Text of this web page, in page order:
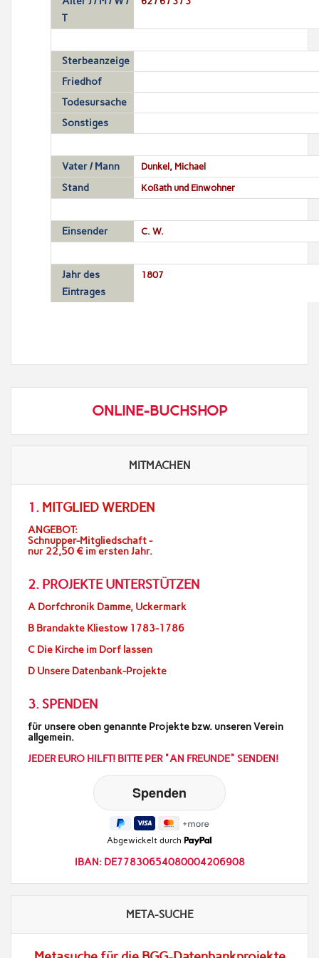
T
Sterbeanzeige
Friedhof
Todesursache
Sonstiges
Vater / Mann Dunkel, Michael
Stand Koßath und Einwohner
Einsender C. W.
Jahr des
Eintrages
1807
ONLINE-BUCHSHOP
MITMACHEN
1. MITGLIED WERDEN
ANGEBOT:
Schnupper-Mitgliedschaft -
nur 22,50 € im ersten Jahr.
2. PROJEKTE UNTERSTÜTZEN
A Dorfchronik Damme, Uckermark
B Brandakte Kliestow 1783-1786
C Die Kirche im Dorf lassen
D Unsere Datenbank-Projekte
3. SPENDEN
für unsere oben genannte Projekte bzw. unseren Verein
allgemein.
JEDER EURO HILFT! BITTE PER "AN FREUNDE" SENDEN!
Abgewickelt durch
IBAN: DE77830654080004206908
META-SUCHE